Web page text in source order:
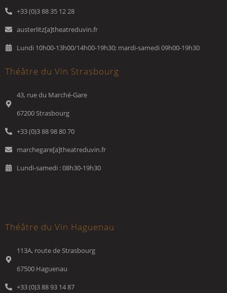
+33 (0)3 88 35 12 28
austerlitz[a]theatreduvin.fr
Lundi 10h00-13h00/14h00-19h30; mardi-samedi 09h00-19h30
Théâtre du Vin Strasbourg
43, rue du Marché-Gare
67200 Strasbourg
+33 (0)3 88 98 80 70
marchegare[a]theatreduvin.fr
Lundi-samedi : 08h30-19h30
Théâtre du Vin Haguenau
113A, route de Strasbourg
67500 Haguenau
+33 (0)3 88 93 14 87